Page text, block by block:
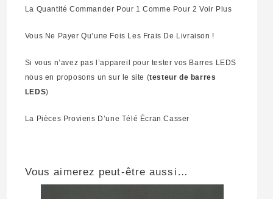
La Quantité Commander Pour 1 Comme Pour 2 Voir Plus
Vous Ne Payer Qu’une Fois Les Frais De Livraison !
Si vous n’avez pas l’appareil pour tester vos Barres LEDS
nous en proposons un sur le site (testeur de barres
LEDS)
La Pièces Proviens D’une Télé Écran Casser
Vous aimerez peut-être aussi…